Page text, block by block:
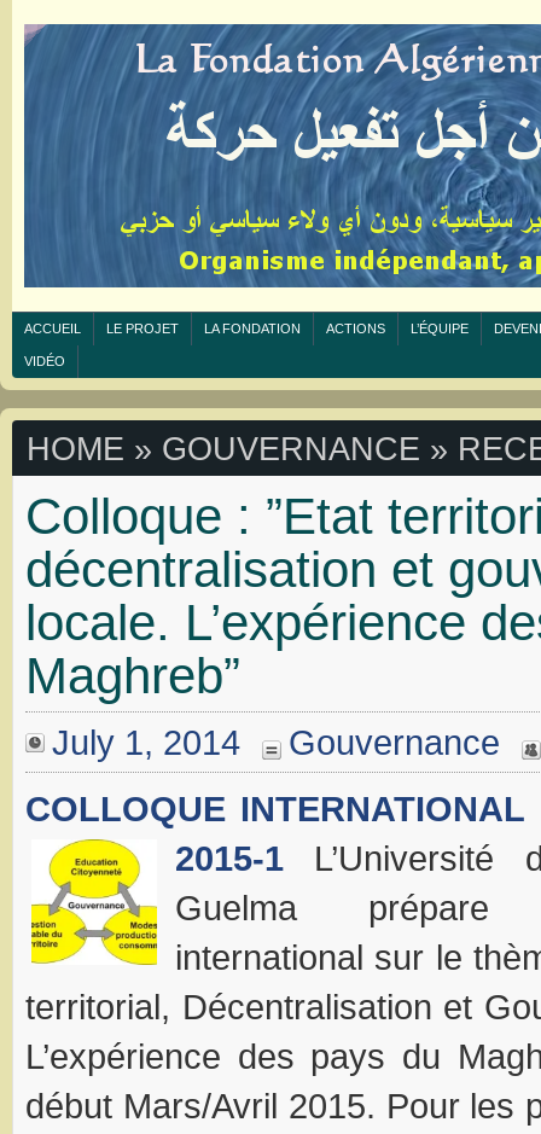
ACCUEIL LE PROJET LA FONDATION ACTIONS L’ÉQUIPE
VIDÉO
HOME » GOUVERNANCE »
Colloque : ”Etat
décentralisation et
locale. L’expérience
Maghreb”
July 1, 2014
Gouvernance
COLLOQUE
2015-1
Guelma
international sur le
territorial, Décentralisation et
L’expérience des pays du
début Mars/Avril 2015. Pour les